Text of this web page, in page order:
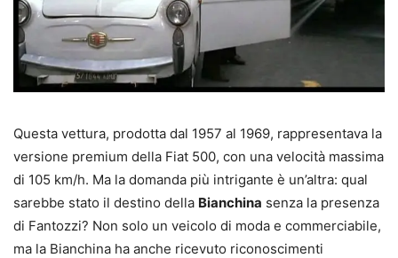
Questa vettura, prodotta dal 1957 al 1969, rappresentava la
versione premium della Fiat 500, con una velocità massima
di 105 km/h. Ma la domanda più intrigante è un’altra: qual
sarebbe stato il destino della Bianchina senza la presenza
di Fantozzi? Non solo un veicolo di moda e commerciabile,
ma la Bianchina ha anche ricevuto riconoscimenti